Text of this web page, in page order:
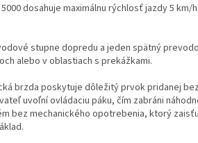
5000 dosahuje maximálnu rýchlosť jazdy 5
stupne dopredu a jeden spätný
alebo v oblastiach s prekážkami.
brzda poskytuje dôležitý prvok pridanej
uvoľní ovládaciu páku, čím zabráni
bez mechanického opotrebenia, ktorý